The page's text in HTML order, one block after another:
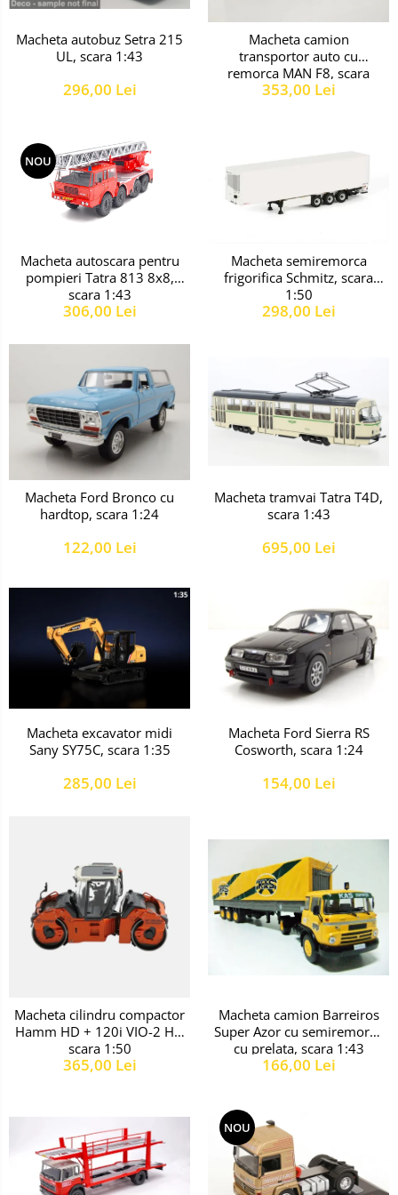
Macheta autobuz Setra 215
UL, scara 1:43
296,00 Lei
Macheta camion
transportor auto cu
remorca MAN F8, scara
1:43
353,00 Lei
NOU
Macheta autoscara pentru
pompieri Tatra 813 8x8,
scara 1:43
306,00 Lei
Macheta semiremorca
frigorifica Schmitz, scara
1:50
298,00 Lei
Macheta Ford Bronco cu
hardtop, scara 1:24
122,00 Lei
Macheta tramvai Tatra T4D,
scara 1:43
695,00 Lei
Macheta excavator midi
Sany SY75C, scara 1:35
285,00 Lei
Macheta Ford Sierra RS
Cosworth, scara 1:24
154,00 Lei
Macheta cilindru compactor
Hamm HD + 120i VIO-2 HF,
scara 1:50
365,00 Lei
Macheta camion Barreiros
Super Azor cu semiremorca
cu prelata, scara 1:43
166,00 Lei
NOU